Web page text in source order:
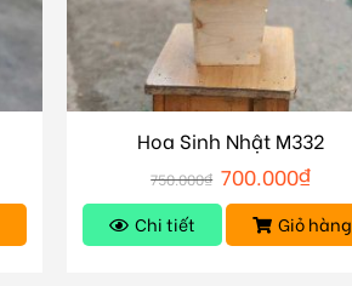
Hoa Sinh Nhật M332
750.000₫ 700.000₫
Chi tiết Giỏ hàng